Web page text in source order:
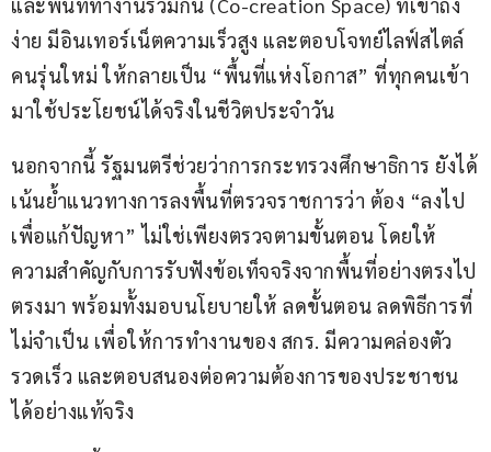
และพื้นที่ทำงานร่วมกัน (Co-creation Space) ที่เข้าถึง
ง่าย มีอินเทอร์เน็ตความเร็วสูง และตอบโจทย์ไลฟ์สไตล์
คนรุ่นใหม่ ให้กลายเป็น “พื้นที่แห่งโอกาส” ที่ทุกคนเข้า
มาใช้ประโยชน์ได้จริงในชีวิตประจำวัน
นอกจากนี้ รัฐมนตรีช่วยว่าการกระทรวงศึกษาธิการ ยังได้
เน้นย้ำแนวทางการลงพื้นที่ตรวจราชการว่า ต้อง “ลงไป
เพื่อแก้ปัญหา” ไม่ใช่เพียงตรวจตามขั้นตอน โดยให้
ความสำคัญกับการรับฟังข้อเท็จจริงจากพื้นที่อย่างตรงไป
ตรงมา พร้อมทั้งมอบนโยบายให้ ลดขั้นตอน ลดพิธีการที่
ไม่จำเป็น เพื่อให้การทำงานของ สกร. มีความคล่องตัว
รวดเร็ว และตอบสนองต่อความต้องการของประชาชน
ได้อย่างแท้จริง